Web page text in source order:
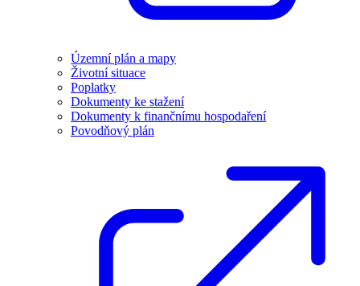
Územní plán a mapy
Životní situace
Poplatky
Dokumenty ke stažení
Dokumenty k finančnímu hospodaření
Povodňový plán